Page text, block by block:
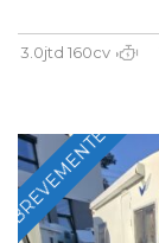
3.0jtd 160cv
BREVEMENTE